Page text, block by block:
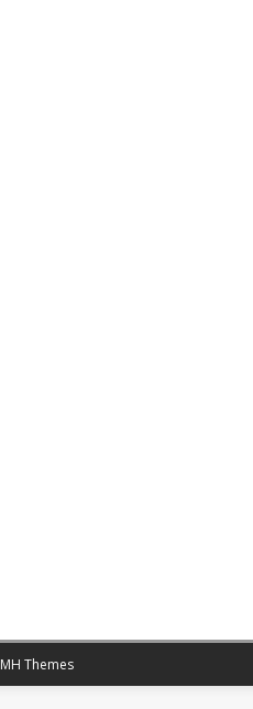
MH Themes